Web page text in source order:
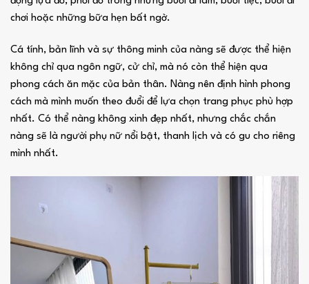
chơi hoặc những bữa hẹn bất ngờ.
Cá tính, bản lĩnh và sự thông minh của nàng sẽ được thể hiện
không chỉ qua ngôn ngữ, cử chỉ, mà nó còn thể hiện qua
phong cách ăn mặc của bản thân. Nàng nên định hình phong
cách mà mình muốn theo đuổi để lựa chọn trang phục phù hợp
nhất. Có thể nàng không xinh đẹp nhất, nhưng chắc chắn
nàng sẽ là người phụ nữ nổi bật, thanh lịch và có gu cho riêng
mình nhất.